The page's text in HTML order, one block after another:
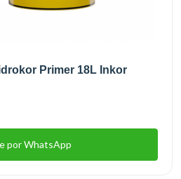
Primer 18L Inkor
por WhatsApp